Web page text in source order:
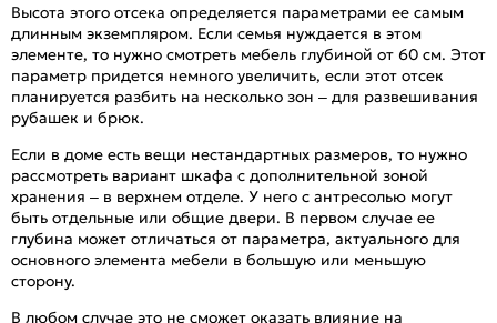
Высота этого отсека определяется параметрами ее самым
длинным экземпляром. Если семья нуждается в этом
элементе, то нужно смотреть мебель глубиной от 60 см. Этот
параметр придется немного увеличить, если этот отсек
планируется разбить на несколько зон – для развешивания
рубашек и брюк.
Если в доме есть вещи нестандартных размеров, то нужно
рассмотреть вариант шкафа с дополнительной зоной
хранения – в верхнем отделе. У него с антресолью могут
быть отдельные или общие двери. В первом случае ее
глубина может отличаться от параметра, актуального для
основного элемента мебели в большую или меньшую
сторону.
В любом случае это не сможет оказать влияние на